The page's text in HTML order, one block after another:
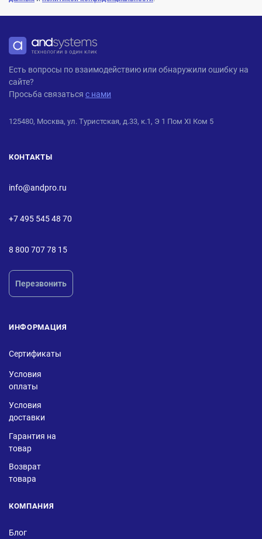
ANDPRO
Есть вопросы по взаимодействию или обнаружили ошибку на
сайте?
Просьба связаться с нами
125480, Москва, ул. Туристская, д.33, к.1, Э 1 Пом XI Ком 5
КОНТАКТЫ
info@andpro.ru
+7 495 545 48 70
8 800 707 78 15
Перезвонить
ИНФОРМАЦИЯ
Сертификаты
Условия
оплаты
Условия
доставки
Гарантия на
товар
Возврат
товара
КОМПАНИЯ
Блог